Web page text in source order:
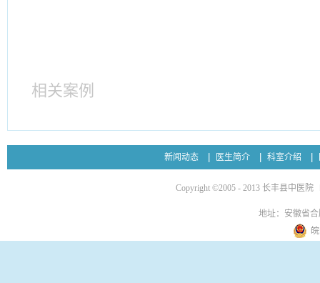
相关案例
新闻动态 医生简介 科室介绍
Copyright ©2005 - 2013 长丰县中医院
地址：安徽省